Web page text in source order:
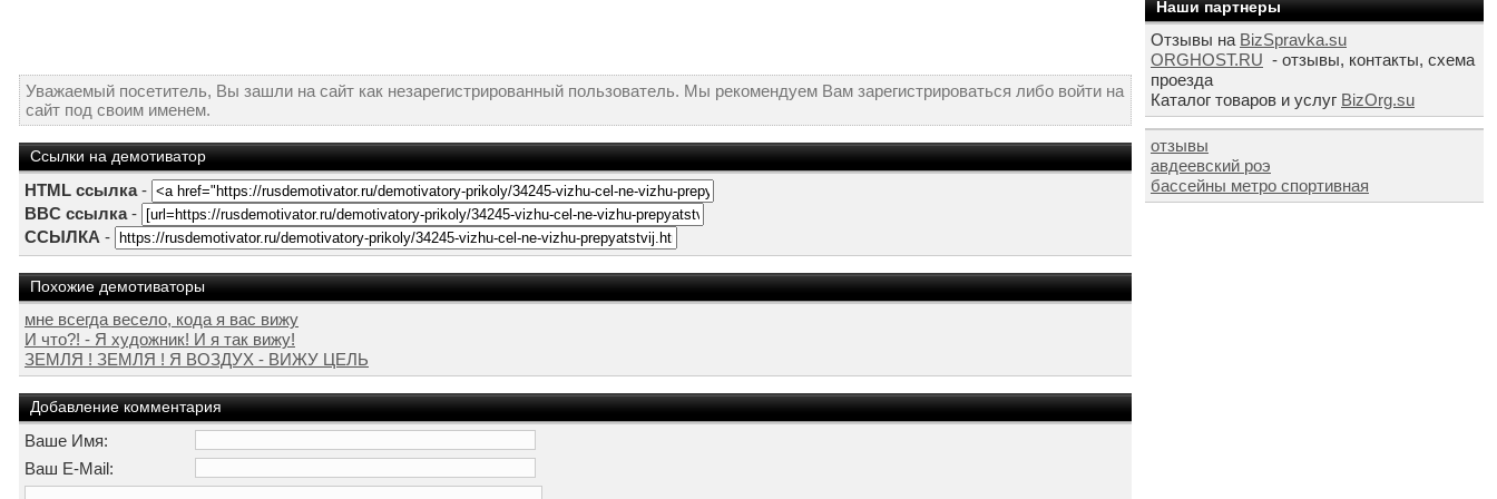
Уважаемый посетитель, Вы зашли на сайт как незарегистрированный пользователь. Мы рекомендуем Вам зарегистрироваться либо войти на
сайт под своим именем.
Ссылки на демотиватор
HTML ссылка-
BBC ссылка-
ССЫЛКА -
Похожие демотиваторы
мне всегда весело, кода я вас вижу
И что?! - Я художник! И я так вижу!
ЗЕМЛЯ ! ЗЕМЛЯ ! Я ВОЗДУХ - ВИЖУ ЦЕЛЬ
Добавление комментария
Ваше Имя:
Ваш E-Mail:
Наши партнеры
Отзывы на BizSpravka.su
ORGHOST.RU - отзывы, контакты, схема
проезда
Каталог товаров и услуг BizOrg.su
отзывы
авдеевский роэ
бассейны метро спортивная